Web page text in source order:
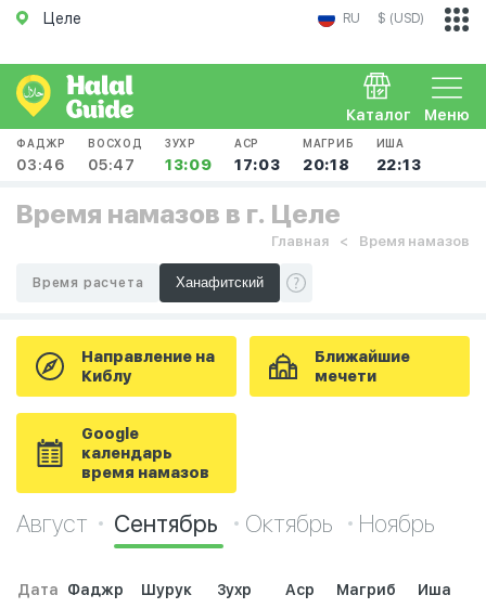
Целе RU $ (USD)
Меню
Каталог
ФАДЖР
03:46
ВОСХОД
05:47
ЗУХР
13:09
АСР
17:03
МАГРИБ
20:18
ИША
22:13
Время намазов в г. Целе
Главная Время намазов
Время расчета
Направление на
Киблу
Ближайшие
мечети
Google
календарь
время намазов
Август Сентябрь Октябрь Ноябрь
Дата Фаджр Шурук Зухр Аср Магриб Иша